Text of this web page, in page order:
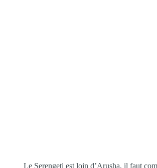
Le Serengeti est loin d’Arusha, il faut